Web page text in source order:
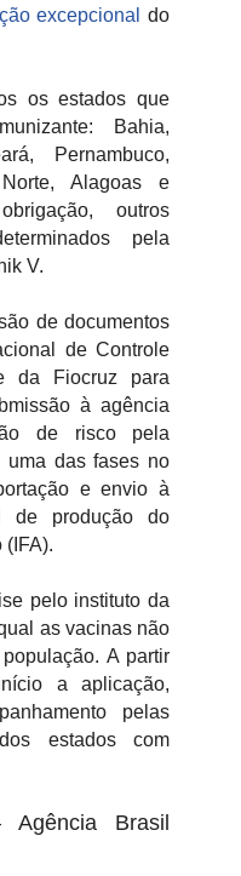
excepcional
do
os estados que
Bahia,
Pernambuco,
Alagoas e
outros
pela
V.
de documentos
de Controle
da Fiocruz para
à agência
de risco pela
uma das fases no
e envio à
de produção do
(IFA).
pelo instituto da
as vacinas não
A partir
a aplicação,
pelas
estados com
Brasil